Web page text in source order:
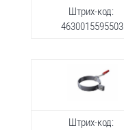
Штрих-код:
4630015595503
Штрих-код: